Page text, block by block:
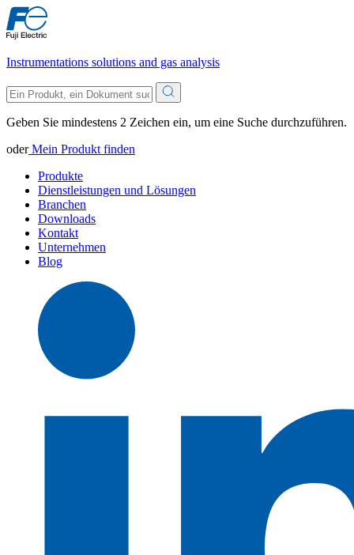
Instrumentations solutions and gas analysis
Geben Sie mindestens 2 Zeichen ein, um eine Suche durchzuführen.
oderMein Produkt finden
Produkte
Dienstleistungen und Lösungen
Branchen
Downloads
Kontakt
Unternehmen
Blog